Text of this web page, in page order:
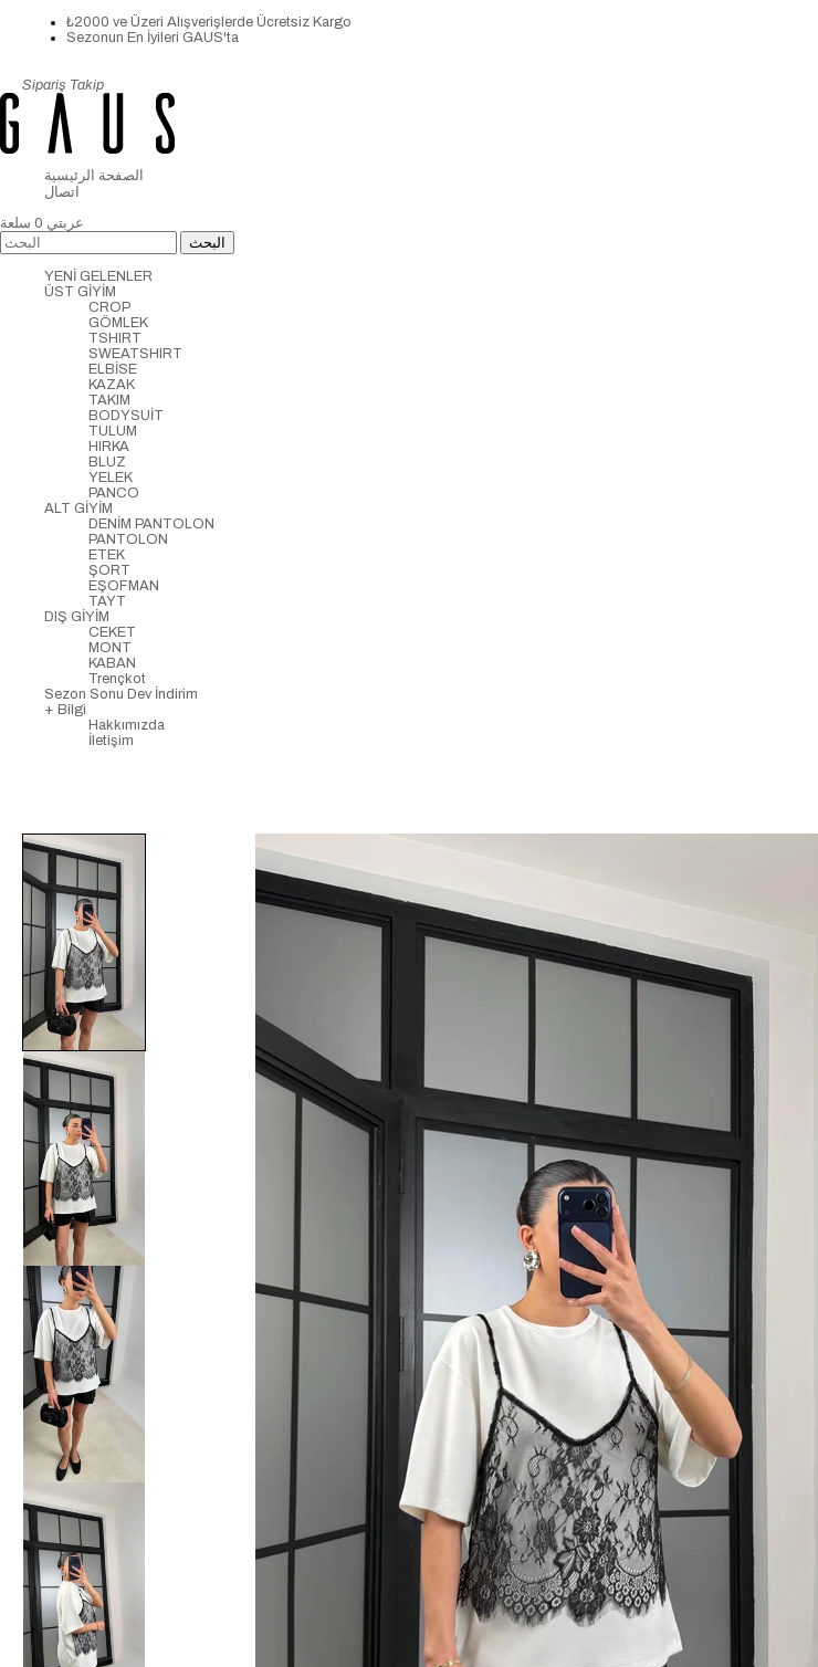
₺2000 ve Üzeri Alışverişlerde Ücretsiz Kargo
Sezonun En İyileri GAUS'ta
Sipariş Takip
الصفحة الرئيسية
اتصال
عربتي 0 سلعة
YENİ GELENLER
ÜST GİYİM
CROP
GÖMLEK
TSHIRT
SWEATSHIRT
ELBİSE
KAZAK
TAKIM
BODYSUİT
TULUM
HIRKA
BLUZ
YELEK
PANCO
ALT GİYİM
DENİM PANTOLON
PANTOLON
ETEK
ŞORT
EŞOFMAN
TAYT
DIŞ GİYİM
CEKET
MONT
KABAN
Trençkot
Sezon Sonu Dev İndirim
+ Bilgi
Hakkımızda
İletişim